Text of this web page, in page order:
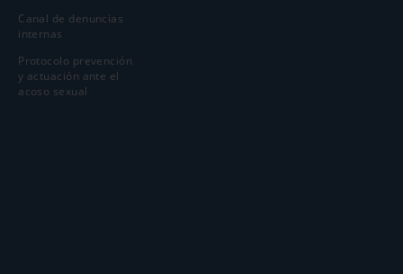
Canal de denuncias
internas
Protocolo prevención
y actuación ante el
acoso sexual